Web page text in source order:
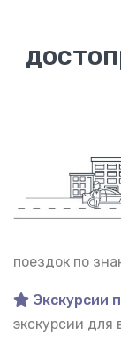
поездок по
Экскурсии
экскурсии для